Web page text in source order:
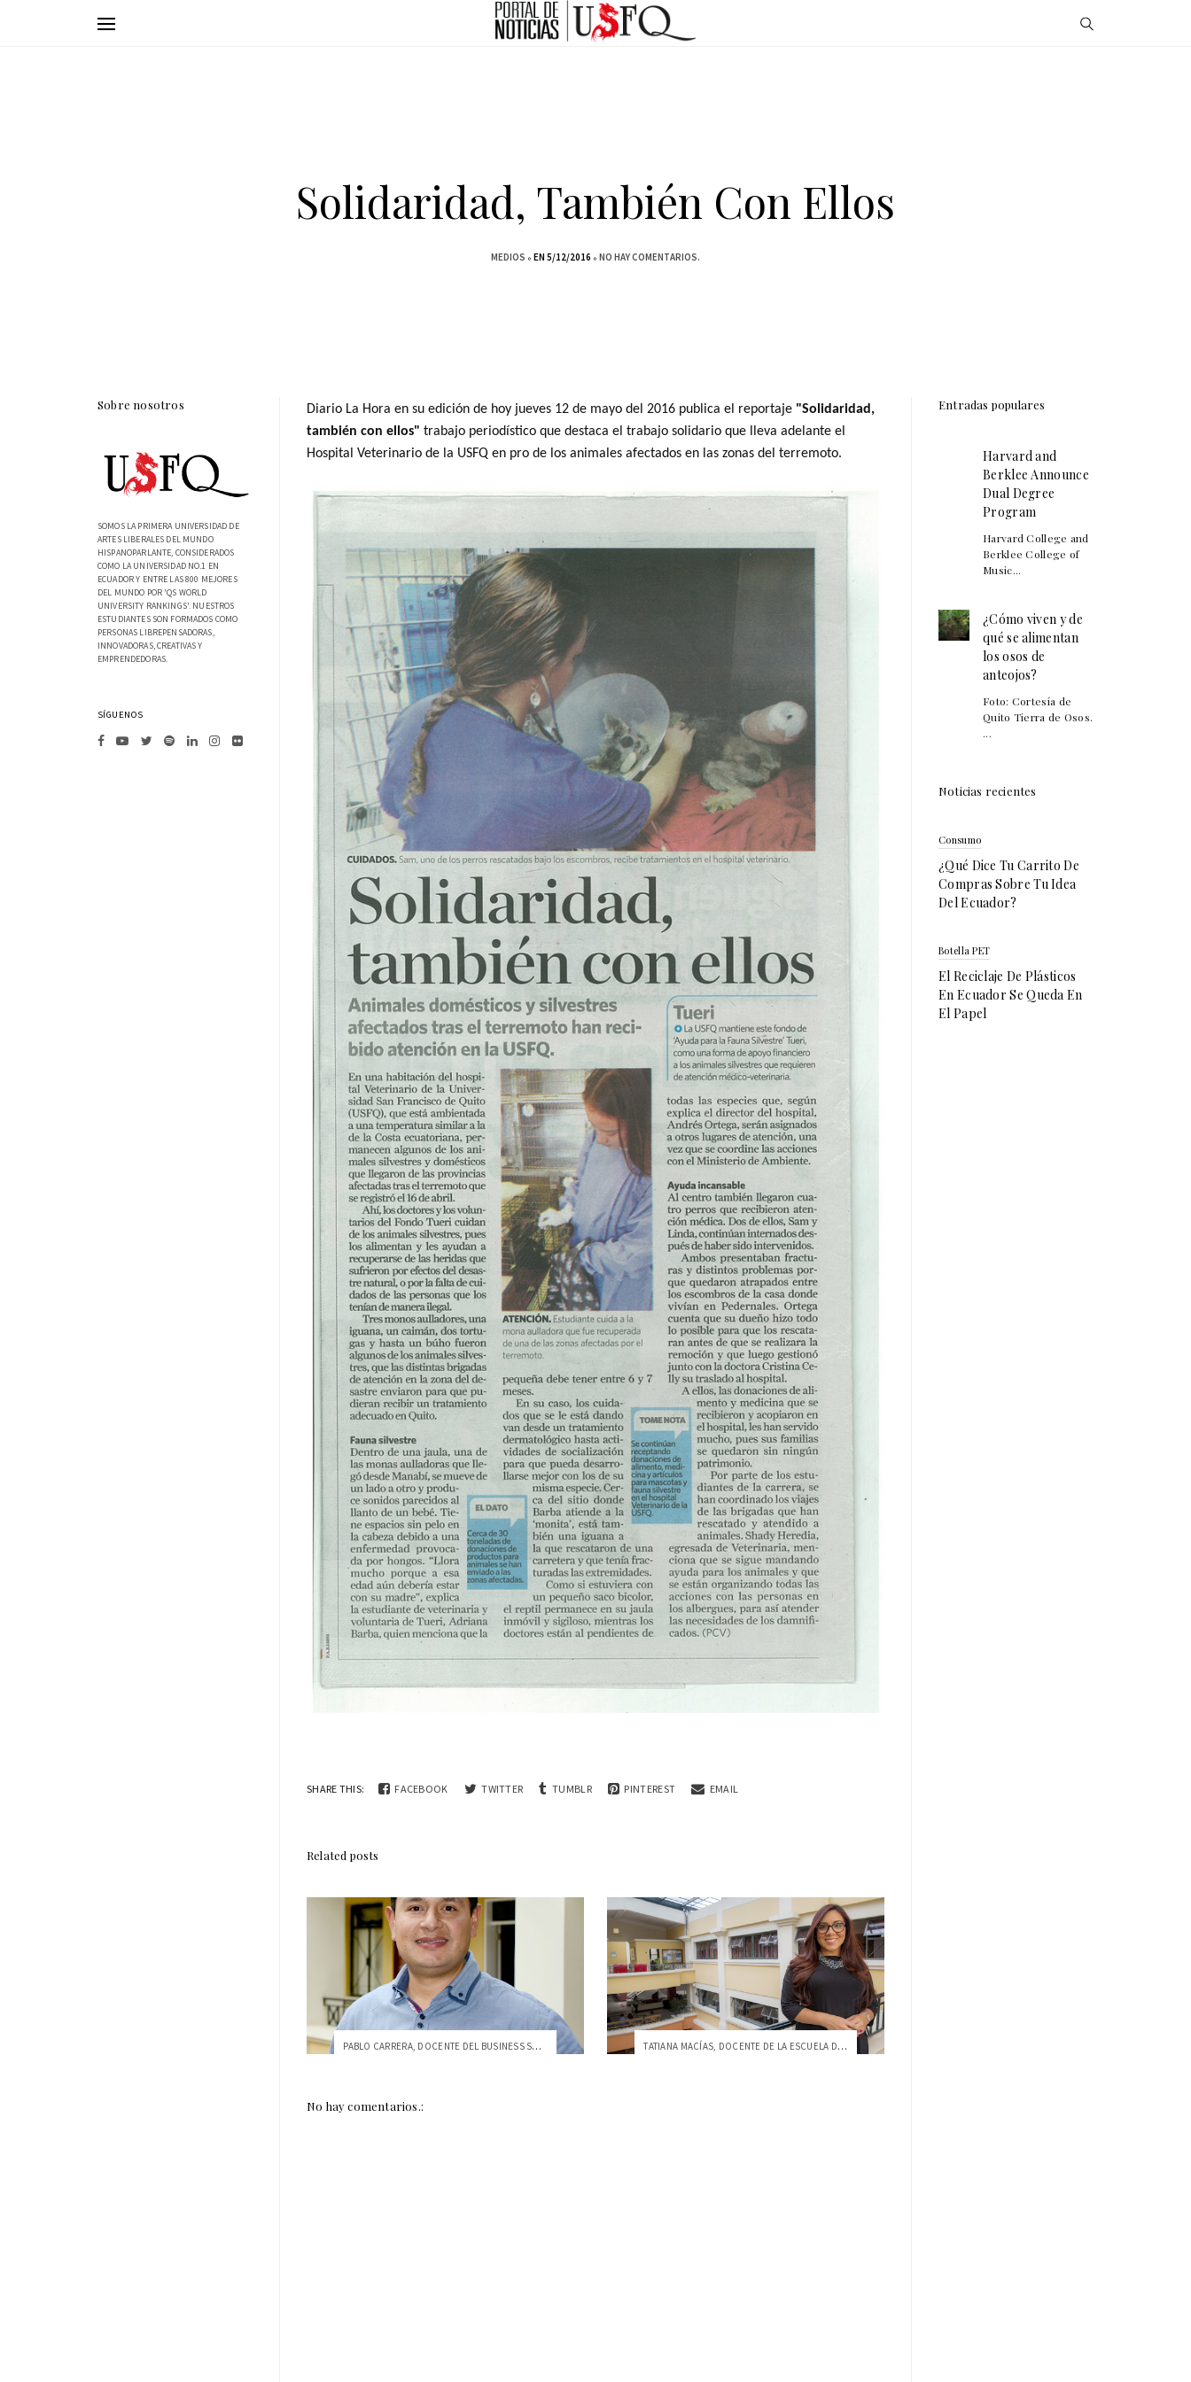
Solidaridad, También Con Ellos
MEDIOS EN 5/12/2016 NO HAY COMENTARIOS.
Diario La Hora en su edición de hoy jueves 12 de mayo del 2016 publica el reportaje "Solidaridad,
también con ellos" trabajo periodístico que destaca el trabajo solidario que lleva adelante el
Hospital Veterinario de la USFQ en pro de los animales afectados en las zonas del terremoto.
SHARE THIS: FACEBOOK TWITTER TUMBLR PINTEREST EMAIL
Related posts
PABLO CARRERA, DOCENTE DEL BUSINESS SCHO... TATIANA MACÍAS, DOCENTE DE LA ESCUELA DE...
No hay comentarios.:
Sobre nosotros
SOMOS LA PRIMERA UNIVERSIDAD DE
ARTES LIBERALES DEL MUNDO
HISPANOPARLANTE, CONSIDERADOS
COMO LA UNIVERSIDAD NO.1 EN
ECUADOR Y ENTRE LAS 800 MEJORES
DEL MUNDO POR 'QS WORLD
UNIVERSITY RANKINGS'. NUESTROS
ESTUDIANTES SON FORMADOS COMO
PERSONAS LIBREPENSADORAS,
INNOVADORAS, CREATIVAS Y
EMPRENDEDORAS.
SÍGUENOS
Entradas populares
Harvard and
Berklee Announce
Dual Degree
Program
Harvard College and
Berklee College of
Music...
¿Cómo viven y de
qué se alimentan
los osos de
anteojos?
Foto: Cortesía de
Quito Tierra de Osos.
...
Noticias recientes
Consumo
¿Qué Dice Tu Carrito De
Compras Sobre Tu Idea
Del Ecuador?
Botella PET
El Reciclaje De Plásticos
En Ecuador Se Queda En
El Papel